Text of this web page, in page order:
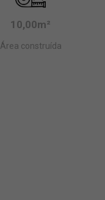
10,00m²
Área construída